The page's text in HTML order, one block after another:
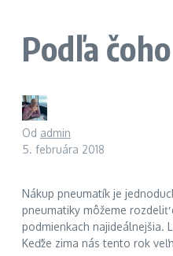
Podľa
Od admin
5. februára 2018
Nákup pneumatík je
pneumatiky môžeme rozdeliť
podmienkach najideálnejšia.
Keďže zima nás tento rok